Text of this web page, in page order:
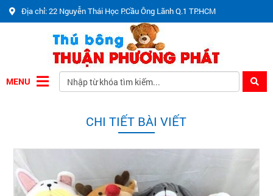
Địa chỉ: 22 Nguyễn Thái Học P.Cầu Ông Lãnh Q.1 TP.HCM
MENU
CHI TIẾT BÀI VIẾT